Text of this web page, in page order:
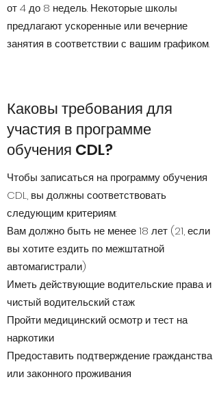
от 4 до 8 недель. Некоторые школы
предлагают ускоренные или вечерние
занятия в соответствии с вашим графиком.
Каковы требования для
участия в программе
обучения CDL?
Чтобы записаться на программу обучения
CDL, вы должны соответствовать
следующим критериям:
Вам должно быть не менее 18 лет (21, если
вы хотите ездить по межштатной
автомагистрали)
Иметь действующие водительские права и
чистый водительский стаж
Пройти медицинский осмотр и тест на
наркотики
Предоставить подтверждение гражданства
или законного проживания